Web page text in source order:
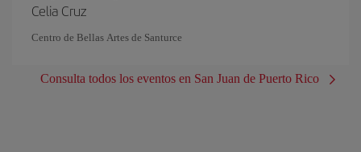
Celia Cruz
Centro de Bellas Artes de Santurce
Consulta todos los eventos en San Juan de Puerto Rico